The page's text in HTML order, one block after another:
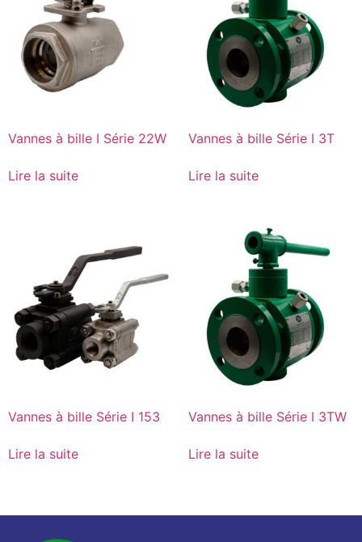
Vannes à bille I Série 22W
Lire la suite
Vannes à bille Série I 3T
Lire la suite
Vannes à bille Série I 153
Lire la suite
Vannes à bille Série I 3TW
Lire la suite